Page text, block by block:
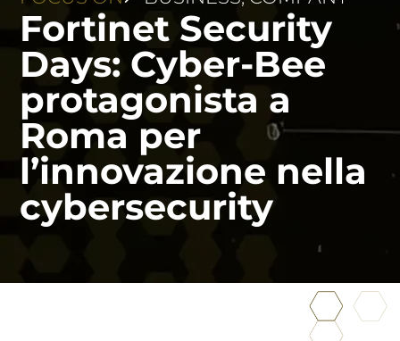
Fortinet Security
Days: Cyber-Bee
protagonista a
Roma per
l’innovazione nella
cybersecurity